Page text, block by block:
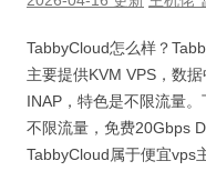
TabbyCloud怎么样？
主要提供KVM VPS，数
INAP，特色是不限流量
不限流量，免费20Gbps
TabbyCloud属于便宜vps